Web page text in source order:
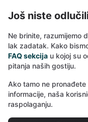
Još niste
Ne brinite, razumijemo
lak zadatak. Kako
FAQ sekcija u kojoj su
pitanja naših gostiju.
Ako tamo ne
informacije, naša
raspolaganju.